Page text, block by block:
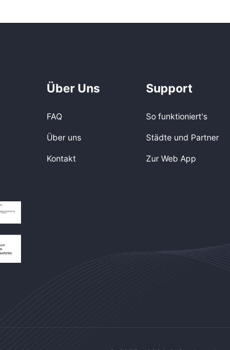
Über Uns
FAQ
Über uns
Kontakt
Support
So funktioniert's
Städte und Partner
Zur Web App